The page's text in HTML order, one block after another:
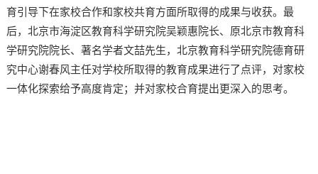
育引导下在家校合作和家校共育方面所取得的成果与收获。最
后，北京市海淀区教育科学研究院吴颖惠院长、原北京市教育科
学研究院院长、著名学者文喆先生，北京教育科学研究院德育研
究中心谢春风主任对学校所取得的教育成果进行了点评，对家校
一体化探索给予高度肯定；并对家校合育提出更深入的思考。